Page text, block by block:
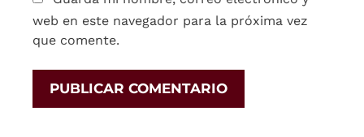
web en este navegador para la próxima vez
que comente.